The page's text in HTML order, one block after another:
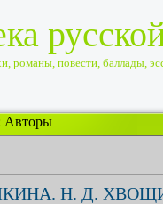
романы, повести, баллады,
Авторы
H. Д.